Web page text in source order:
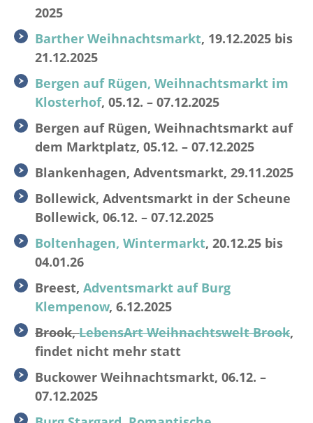
2025
Barther Weihnachtsmarkt, 19.12.2025 bis
21.12.2025
Bergen auf Rügen, Weihnachtsmarkt im
Klosterhof, 05.12. – 07.12.2025
Bergen auf Rügen, Weihnachtsmarkt auf
dem Marktplatz, 05.12. – 07.12.2025
Blankenhagen, Adventsmarkt, 29.11.2025
Bollewick, Adventsmarkt in der Scheune
Bollewick, 06.12. – 07.12.2025
Boltenhagen, Wintermarkt, 20.12.25 bis
04.01.26
Breest, Adventsmarkt auf Burg
Klempenow, 6.12.2025
Brook,LebensArt Weihnachtswelt Brook,
findet nicht mehr statt
Buckower Weihnachtsmarkt, 06.12. –
07.12.2025